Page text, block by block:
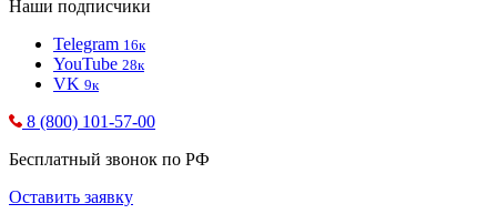
Наши подписчики
Telegram 16к
YouTube 28к
VK 9к
8 (800) 101-57-00
Бесплатный звонок по РФ
Оставить заявку